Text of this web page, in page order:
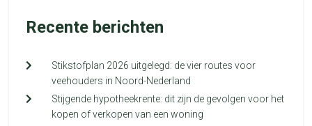
Recente berichten
Stikstofplan 2026 uitgelegd: de vier routes voor
veehouders in Noord-Nederland
Stijgende hypotheekrente: dit zijn de gevolgen voor het
kopen of verkopen van een woning